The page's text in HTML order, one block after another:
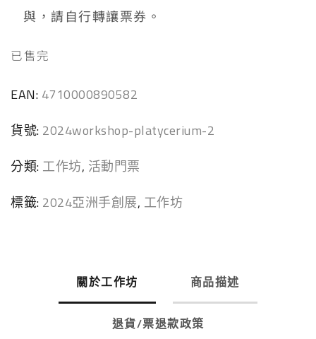
與，請自行轉讓票券。
已售完
EAN: 4710000890582
貨號: 2024workshop-platycerium-2
分類: 工作坊, 活動門票
標籤: 2024亞洲手創展, 工作坊
關於工作坊 商品描述
退貨/票退款政策